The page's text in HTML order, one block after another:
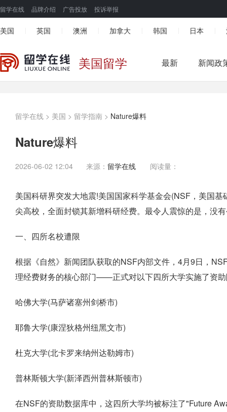
留学在线 品牌介绍 广告投放 投诉举报
美国 英国 澳洲 加拿大 韩国 日本
美国留学 最新 新闻政
留学在线 > 美国 > 留学指南 > Nature爆料
Nature爆料
2026-06-02 12:04 来源： 留学在线 阅读量：
美国科研界突发大地震!美国国家科学基金会(NSF，美国
尖高校，全面封锁其新增科研经费。最令人震惊的是，没
一、四所名校遭限
根据《自然》新闻团队获取的NSF内部文件，4月9日，
理经费财务的核心部门——正式对以下四所大学实施了资
哈佛大学(马萨诸塞州剑桥市)
耶鲁大学(康涅狄格州纽黑文市)
杜克大学(北卡罗来纳州达勒姆市)
普林斯顿大学(新泽西州普林斯顿市)
在NSF的资助数据库中，这四所大学均被标注了"Future